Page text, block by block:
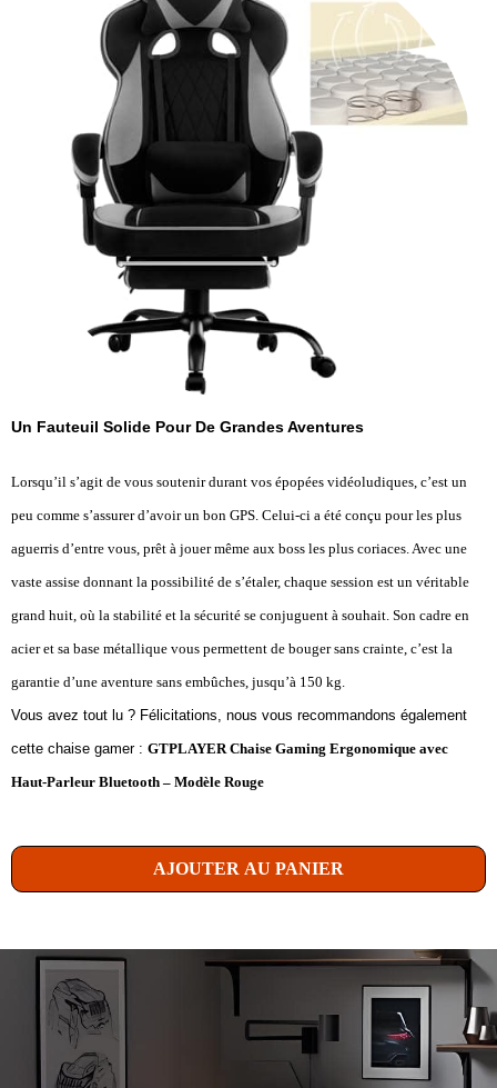
Un Fauteuil Solide Pour De Grandes Aventures
Lorsqu’il s’agit de vous soutenir durant vos épopées vidéoludiques, c’est un
peu comme s’assurer d’avoir un bon GPS. Celui-ci a été conçu pour les plus
aguerris d’entre vous, prêt à jouer même aux boss les plus coriaces. Avec une
vaste assise donnant la possibilité de s’étaler, chaque session est un véritable
grand huit, où la stabilité et la sécurité se conjuguent à souhait. Son cadre en
acier et sa base métallique vous permettent de bouger sans crainte, c’est la
garantie d’une aventure sans embûches, jusqu’à 150 kg.
Vous avez tout lu ? Félicitations, nous vous recommandons également
cette chaise gamer : GTPLAYER Chaise Gaming Ergonomique avec
Haut-Parleur Bluetooth – Modèle Rouge
AJOUTER AU PANIER